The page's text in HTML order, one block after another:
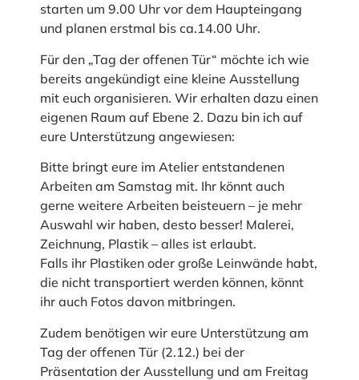
starten um 9.00 Uhr vor dem Haupteingang
und planen erstmal bis ca.14.00 Uhr.
Für den „Tag der offenen Tür“ möchte ich wie
bereits angekündigt eine kleine Ausstellung
mit euch organisieren. Wir erhalten dazu einen
eigenen Raum auf Ebene 2. Dazu bin ich auf
eure Unterstützung angewiesen:
Bitte bringt eure im Atelier entstandenen
Arbeiten am Samstag mit. Ihr könnt auch
gerne weitere Arbeiten beisteuern – je mehr
Auswahl wir haben, desto besser! Malerei,
Zeichnung, Plastik – alles ist erlaubt.
Falls ihr Plastiken oder große Leinwände habt,
die nicht transportiert werden können, könnt
ihr auch Fotos davon mitbringen.
Zudem benötigen wir eure Unterstützung am
Tag der offenen Tür (2.12.) bei der
Präsentation der Ausstellung und am Freitag